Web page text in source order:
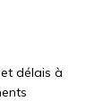
délais à